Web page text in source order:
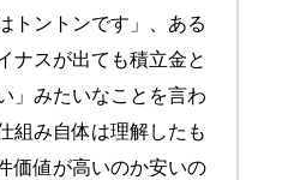
トントンです」、ある
ナスが出ても積立金と
」みたいなことを言わ
組み自体は理解したも
価値が高いのか安いの